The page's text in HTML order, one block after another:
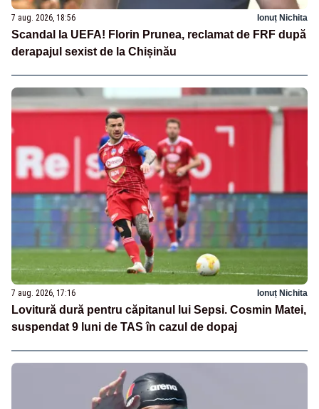
7 aug. 2026, 18:56 Ionuț Nichita
Scandal la UEFA! Florin Prunea, reclamat de FRF după
derapajul sexist de la Chișinău
7 aug. 2026, 17:16 Ionuț Nichita
Lovitură dură pentru căpitanul lui Sepsi. Cosmin Matei,
suspendat 9 luni de TAS în cazul de dopaj